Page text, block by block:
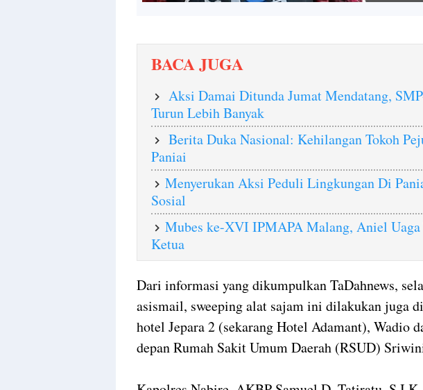
BACA JUGA
Aksi Damai Ditunda Jumat Mendatang,
Turun Lebih Banyak
‎Berita Duka Nasional: Kehilangan Tokoh
Paniai
Menyerukan Aksi Peduli Lingkungan Di
Sosial
Mubes ke-XVI IPMAPA Malang, Aniel Uaga
Ketua
Dari informasi yang dikumpulkan TaDahnews,
asismail, sweeping alat sajam ini dilakukan juga
hotel Jepara 2 (sekarang Hotel Adamant), Wadio
depan Rumah Sakit Umum Daerah (RSUD)